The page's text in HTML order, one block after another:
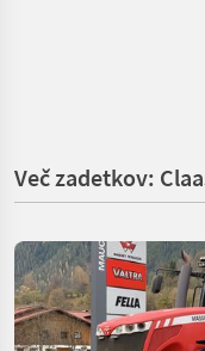
Več zadetkov: